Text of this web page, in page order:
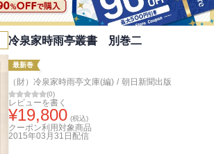
冷泉家時雨亭叢書 別巻二
最新巻
（財）冷泉家時雨亭文庫(編) / 朝日新聞出版
(0)
レビューを書く
¥19,800 (税込)
クーポン利用対象商品
2015年03月31日 配信